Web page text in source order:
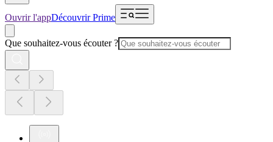
Ouvrir l'appDécouvrir Prime
Que souhaitez-vous écouter ?